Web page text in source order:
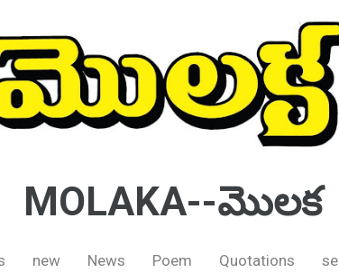
MOLAKA--మొలక
new News Poem Quotations se